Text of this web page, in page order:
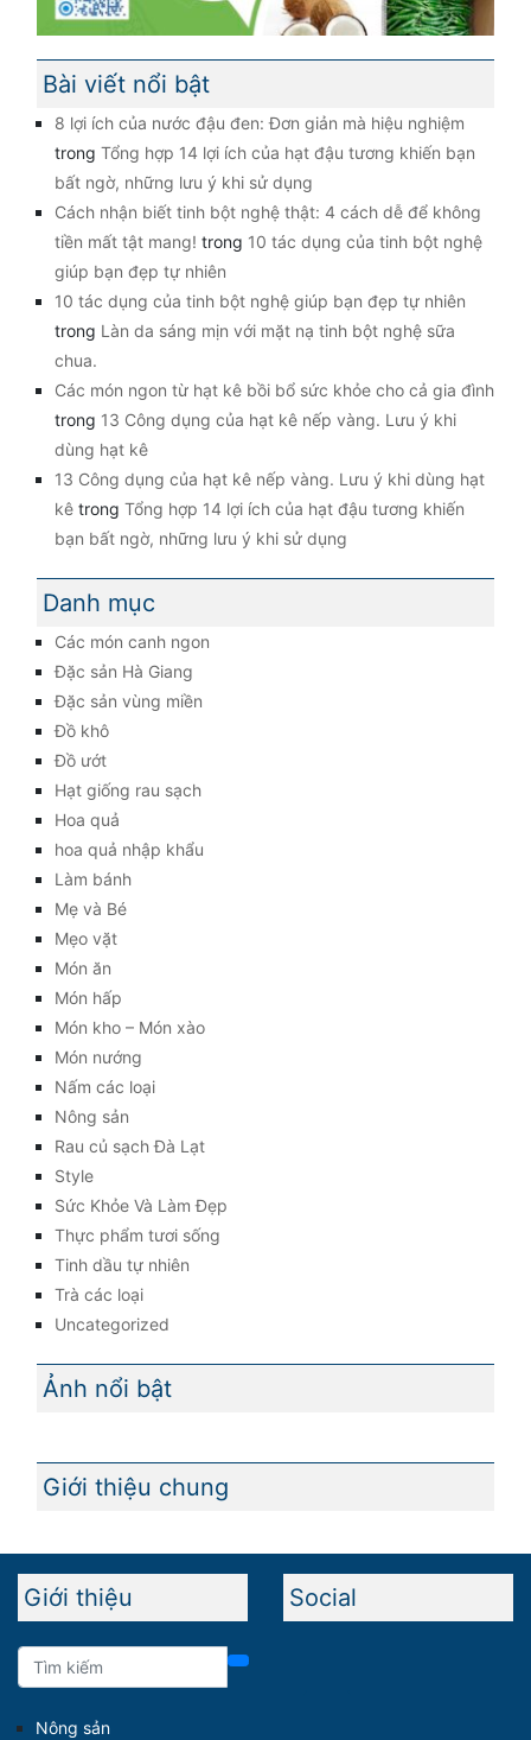
Bài viết nổi bật
8 lợi ích của nước đậu đen: Đơn giản mà hiệu nghiệm
trong Tổng hợp 14 lợi ích của hạt đậu tương khiến bạn
bất ngờ, những lưu ý khi sử dụng
Cách nhận biết tinh bột nghệ thật: 4 cách dễ để không
tiền mất tật mang! trong 10 tác dụng của tinh bột nghệ
giúp bạn đẹp tự nhiên
10 tác dụng của tinh bột nghệ giúp bạn đẹp tự nhiên
trong Làn da sáng mịn với mặt nạ tinh bột nghệ sữa
chua.
Các món ngon từ hạt kê bồi bổ sức khỏe cho cả gia đình
trong 13 Công dụng của hạt kê nếp vàng. Lưu ý khi
dùng hạt kê
13 Công dụng của hạt kê nếp vàng. Lưu ý khi dùng hạt
kê trong Tổng hợp 14 lợi ích của hạt đậu tương khiến
bạn bất ngờ, những lưu ý khi sử dụng
Danh mục
Các món canh ngon
Đặc sản Hà Giang
Đặc sản vùng miền
Đồ khô
Đồ ướt
Hạt giống rau sạch
Hoa quả
hoa quả nhập khẩu
Làm bánh
Mẹ và Bé
Mẹo vặt
Món ăn
Món hấp
Món kho – Món xào
Món nướng
Nấm các loại
Nông sản
Rau củ sạch Đà Lạt
Style
Sức Khỏe Và Làm Đẹp
Thực phẩm tươi sống
Tinh dầu tự nhiên
Trà các loại
Uncategorized
Ảnh nổi bật
Giới thiệu chung
Giới thiệu
Nông sản
Social